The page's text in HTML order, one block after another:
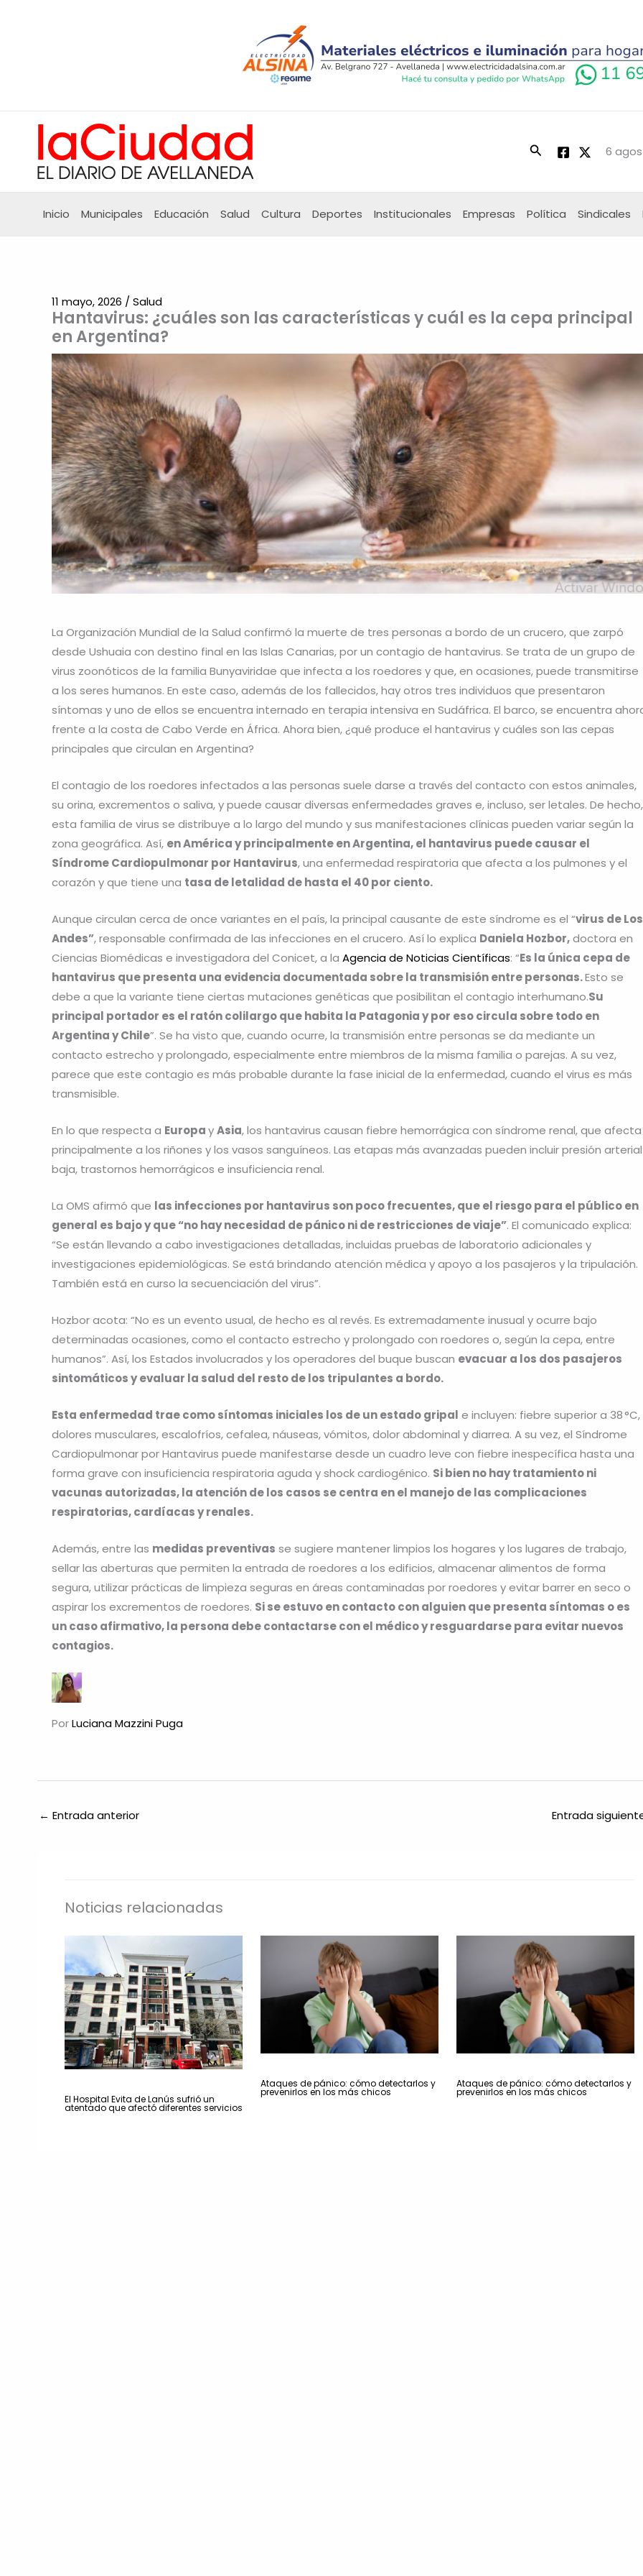
Buscar 6
Inicio Municipales Educación Salud Cultura Deportes Institucionales Empresas Política Sindicales
Hantavirus: ¿cuáles son las características y cuál es la cepa principal
en Argentina?
11 mayo, 2026 / Salud
La Organización Mundial de la Salud confirmó la muerte de tres personas a bordo de un crucero, que zarpó
desde Ushuaia con destino final en las Islas Canarias, por un contagio de hantavirus. Se trata de un grupo de
virus zoonóticos de la familia Bunyaviridae que infecta a los roedores y que, en ocasiones, puede transmitirse
a los seres humanos. En este caso, además de los fallecidos, hay otros tres individuos que presentaron
síntomas y uno de ellos se encuentra internado en terapia intensiva en Sudáfrica. El barco, se encuentra
frente a la costa de Cabo Verde en África. Ahora bien, ¿qué produce el hantavirus y cuáles son las cepas
principales que circulan en Argentina?
El contagio de los roedores infectados a las personas suele darse a través del contacto con estos animales,
su orina, excrementos o saliva, y puede causar diversas enfermedades graves e, incluso, ser letales. De hecho,
esta familia de virus se distribuye a lo largo del mundo y sus manifestaciones clínicas pueden variar según la
zona geográfica. Así, en América y principalmente en Argentina, el hantavirus puede causar el
Síndrome Cardiopulmonar por Hantavirus, una enfermedad respiratoria que afecta a los pulmones y el
corazón y que tiene una tasa de letalidad de hasta el 40 por ciento.
Aunque circulan cerca de once variantes en el país, la principal causante de este síndrome es el “virus de Los
Andes”, responsable confirmada de las infecciones en el crucero. Así lo explica Daniela Hozbor,doctora en
Ciencias Biomédicas e investigadora del Conicet, a la Agencia de Noticias Científicas: “Es la única cepa de
hantavirus que presenta una evidencia documentada sobre la transmisión entre personas.Esto se
debe a que la variante tiene ciertas mutaciones genéticas que posibilitan el contagio interhumano.Su
principal portador es el ratón colilargo que habita la Patagonia y por eso circula sobre todo en
Argentina y Chile”. Se ha visto que, cuando ocurre, la transmisión entre personas se da mediante un
contacto estrecho y prolongado, especialmente entre miembros de la misma familia o parejas. A su vez,
parece que este contagio es más probable durante la fase inicial de la enfermedad, cuando el virus es más
transmisible.
En lo que respecta a EuropayAsia, los hantavirus causan fiebre hemorrágica con síndrome renal, que afecta
principalmente a los riñones y los vasos sanguíneos. Las etapas más avanzadas pueden incluir presión arterial
baja, trastornos hemorrágicos e insuficiencia renal.
La OMS afirmó que las infecciones por hantavirus son poco frecuentes, que el riesgo para el público en
general es bajo y que “no hay necesidad de pánico ni de restricciones de viaje”. El comunicado explica:
“Se están llevando a cabo investigaciones detalladas, incluidas pruebas de laboratorio adicionales y
investigaciones epidemiológicas. Se está brindando atención médica y apoyo a los pasajeros y la tripulación.
También está en curso la secuenciación del virus”.
Hozbor acota: “No es un evento usual, de hecho es al revés. Es extremadamente inusual y ocurre bajo
determinadas ocasiones, como el contacto estrecho y prolongado con roedores o, según la cepa, entre
humanos”. Así, los Estados involucrados y los operadores del buque buscan evacuar a los dos pasajeros
sintomáticos y evaluar la salud del resto de los tripulantes a bordo.
Esta enfermedad trae como síntomas iniciales los de un estado gripal e incluyen: fiebre superior a 38 °C,
dolores musculares, escalofríos, cefalea, náuseas, vómitos, dolor abdominal y diarrea. A su vez, el Síndrome
Cardiopulmonar por Hantavirus puede manifestarse desde un cuadro leve con fiebre inespecífica hasta una
forma grave con insuficiencia respiratoria aguda y shock cardiogénico. Si bien no hay tratamiento ni
vacunas autorizadas, la atención de los casos se centra en el manejo de las complicaciones
respiratorias, cardíacas y renales.
Además, entre las medidas preventivas se sugiere mantener limpios los hogares y los lugares de trabajo,
sellar las aberturas que permiten la entrada de roedores a los edificios, almacenar alimentos de forma
segura, utilizar prácticas de limpieza seguras en áreas contaminadas por roedores y evitar barrer en seco o
aspirar los excrementos de roedores. Si se estuvo en contacto con alguien que presenta síntomas o es
un caso afirmativo, la persona debe contactarse con el médico y resguardarse para evitar nuevos
contagios.
PorLuciana Mazzini Puga
← Entrada anterior Entrada
Noticias relacionadas
El Hospital Evita de Lanús sufrió un
atentado que afectó diferentes servicios
Ataques de pánico: cómo detectarlos y
prevenirlos en los más chicos
Ataques de pánico: cómo detectarlos y
prevenirlos en los más chicos